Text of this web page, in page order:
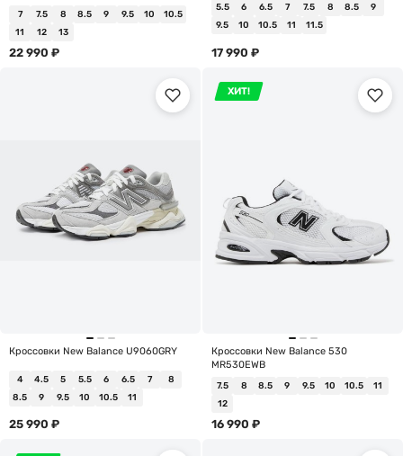
7 7.5 8 8.5 9 9.5 10
10.5
11
12 13
22 990 ₽
5.5 6 6.5 7 7.5 8 8.5
9
9.5
10 10.5 11 11.5
17 990 ₽
Кроссовки New Balance U9060GRY
4 4.5 5 5.5 6 6.5 7
8
8.5
9 9.5 10 10.5 11
25 990 ₽
ХИТ!
Кроссовки New Balance 530
MR530EWB
7.5 8 8.5 9 9.5 10 10.5
11
12
16 990 ₽